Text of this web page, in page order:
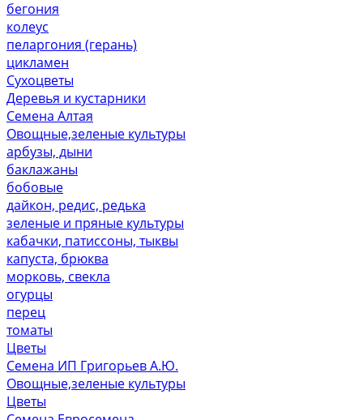
бегония
колеус
пеларгония (герань)
цикламен
Сухоцветы
Деревья и кустарники
Семена Алтая
Овощные,зеленые культуры
арбузы, дыни
баклажаны
бобовые
дайкон, редис, редька
зеленые и пряные культуры
кабачки, патиссоны, тыквы
капуста, брюква
морковь, свекла
огурцы
перец
томаты
Цветы
Семена ИП Григорьев А.Ю.
Овощные,зеленые культуры
Цветы